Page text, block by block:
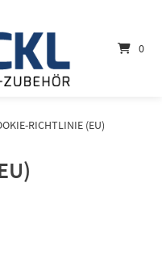
0
RICHTLINIE (EU)